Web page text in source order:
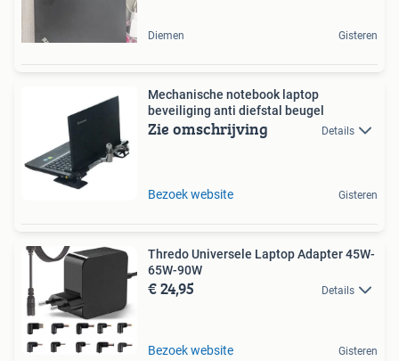
Diemen Gisteren
Mechanische notebook laptop
beveiliging anti diefstal beugel
Zie omschrijving Details
Bezoek website Gisteren
Thredo Universele Laptop Adapter 45W-
65W-90W
€ 24,95 Details
Bezoek website Gisteren